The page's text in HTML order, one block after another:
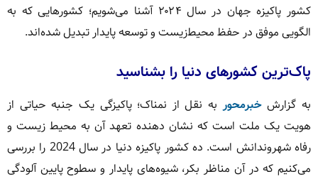
کشور پاکیزه جهان در سال ۲۰۲۴ آشنا می‌شویم؛ کشورهایی که به
الگویی موفق در حفظ محیط‌زیست و توسعه پایدار تبدیل شده‌اند.
پاک‌ترین کشورهای دنیا را بشناسید
به گزارشخبرمحوربه نقل از نمناک؛ پاکیزگی یک جنبه حیاتی از
هویت یک ملت است که نشان دهنده تعهد آن به محیط زیست و
رفاه شهروندانش است. ده کشور پاکیزه دنیا در سال 2024 را بررسی
می‌کنیم که در آن مناظر بکر، شیوه‌های پایدار و سطوح پایین آلودگی